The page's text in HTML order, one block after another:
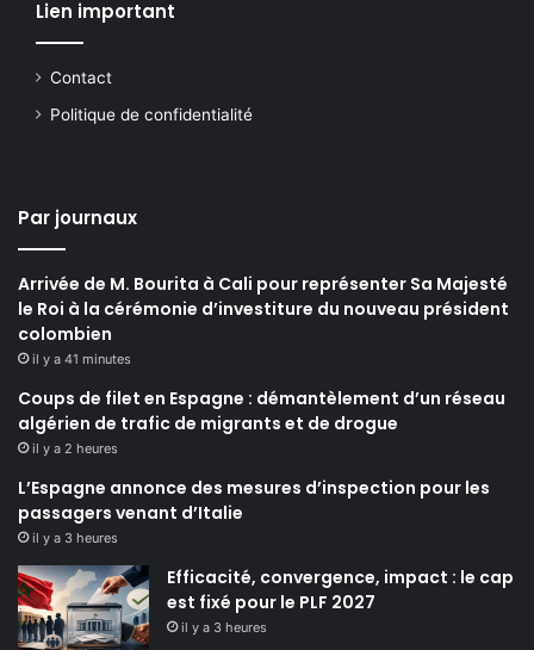
Lien important
Contact
Politique de confidentialité
Par journaux
Arrivée de M. Bourita à Cali pour représenter Sa Majesté
le Roi à la cérémonie d’investiture du nouveau président
colombien
il y a 41 minutes
Coups de filet en Espagne : démantèlement d’un réseau
algérien de trafic de migrants et de drogue
il y a 2 heures
L’Espagne annonce des mesures d’inspection pour les
passagers venant d’Italie
il y a 3 heures
Efficacité, convergence, impact : le cap
est fixé pour le PLF 2027
il y a 3 heures